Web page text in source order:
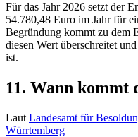
Für das Jahr 2026 setzt der
54.780,48 Euro im Jahr für
Begründung kommt zu dem
diesen Wert überschreitet
ist.
11. Wann kommt
Laut Landesamt für
Würrtemberg